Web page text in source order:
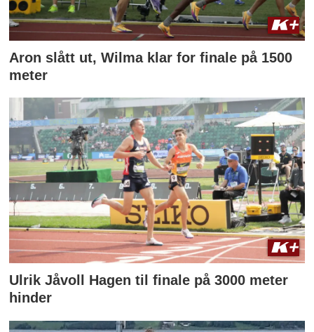
Aron slått ut, Wilma klar for finale på 1500
meter
Ulrik Jåvoll Hagen til finale på 3000 meter
hinder